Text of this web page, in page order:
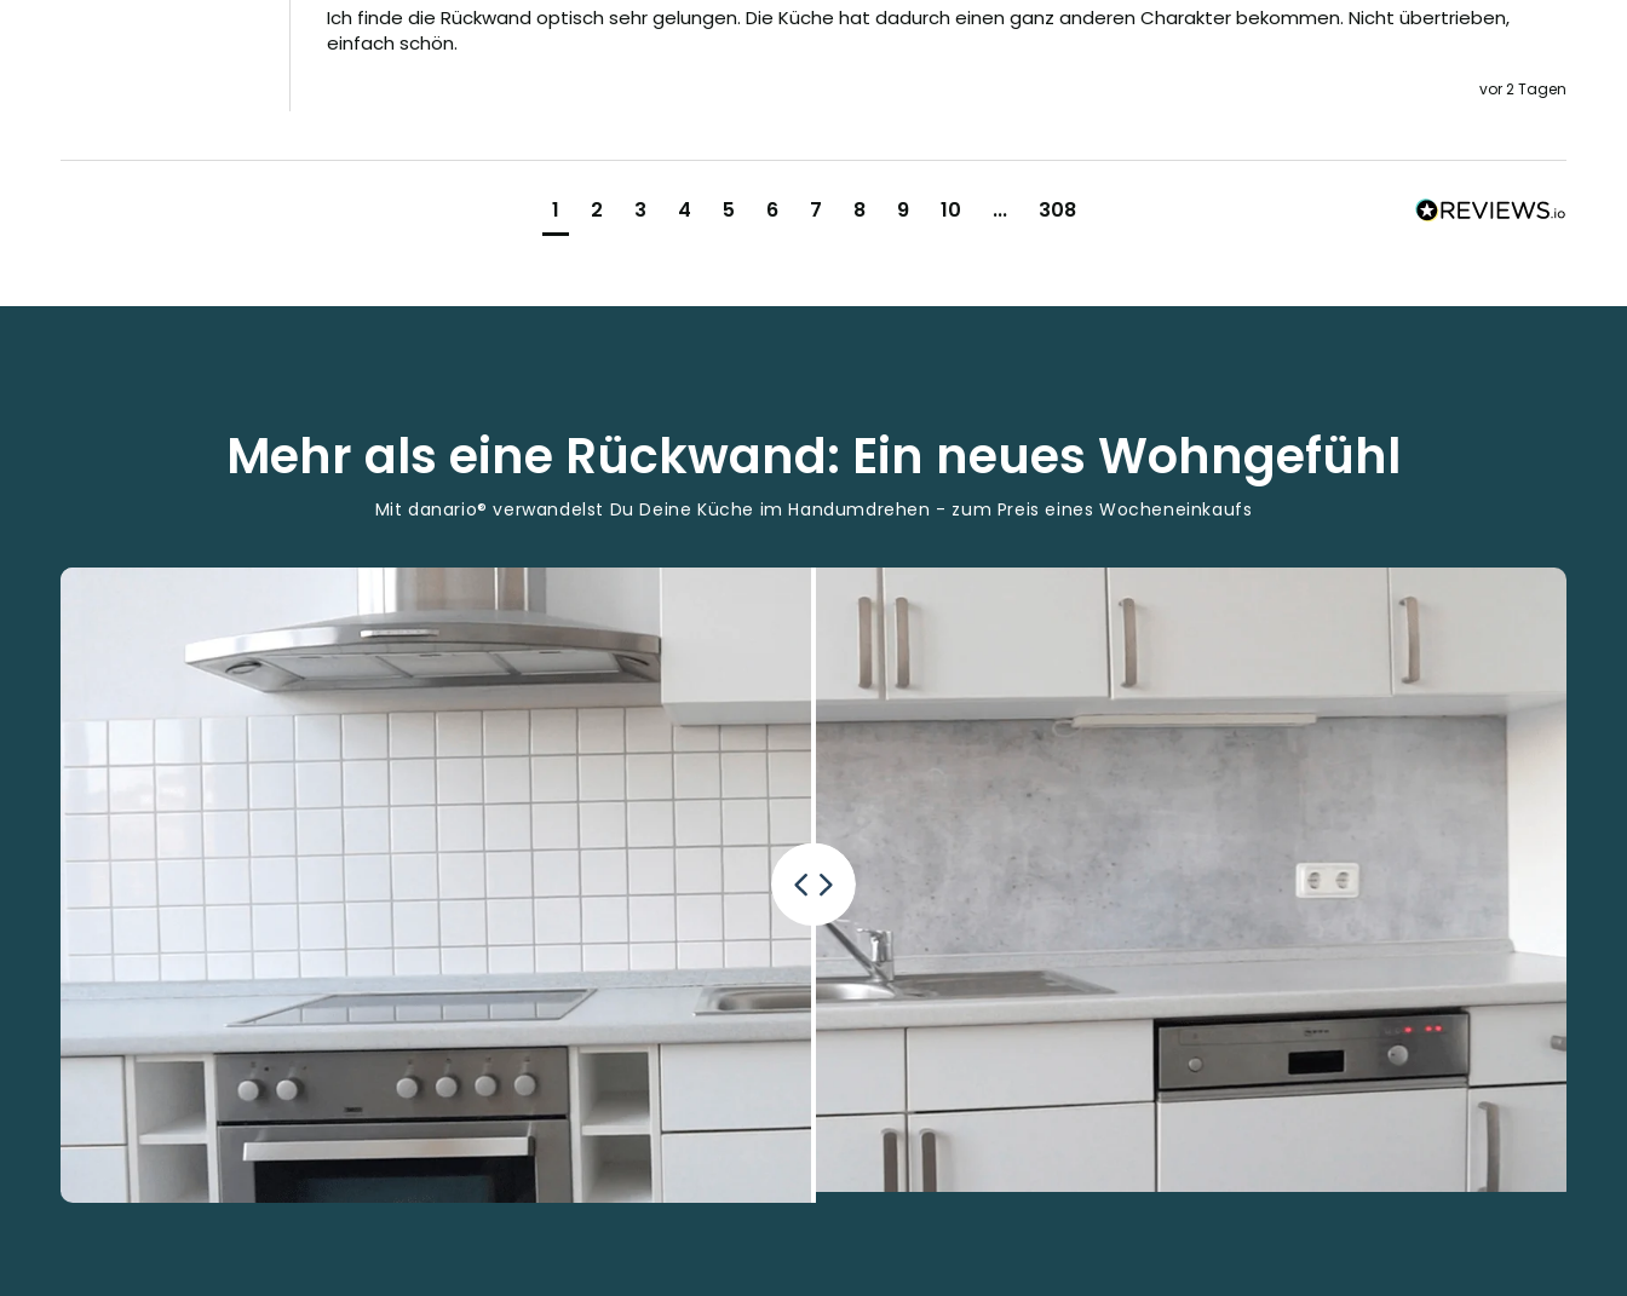
Ich finde die Rückwand optisch sehr gelungen. Die Küche hat dadurch einen ganz anderen Charakter bekommen. Nicht übertrieben,
einfach schön.
vor 2 Tagen
1 2 3 4 5 6 7 8 9 10 ... 308
Mehr als eine Rückwand: Ein neues Wohngefühl
Mit danario® verwandelst Du Deine Küche im Handumdrehen - zum Preis eines Wocheneinkaufs